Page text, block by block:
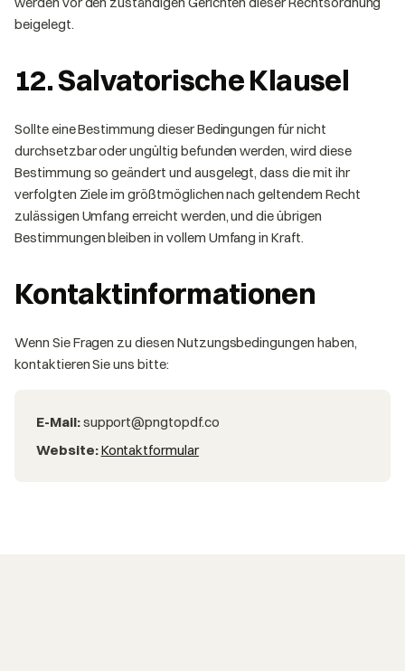
beigelegt.
12. Salvatorische Klausel
Sollte eine Bestimmung dieser Bedingungen für nicht
durchsetzbar oder ungültig befunden werden, wird diese
Bestimmung so geändert und ausgelegt, dass die mit ihr
verfolgten Ziele im größtmöglichen nach geltendem Recht
zulässigen Umfang erreicht werden, und die übrigen
Bestimmungen bleiben in vollem Umfang in Kraft.
Kontaktinformationen
Wenn Sie Fragen zu diesen Nutzungsbedingungen haben,
kontaktieren Sie uns bitte:
E-Mail:support@pngtopdf.co
Website:Kontaktformular